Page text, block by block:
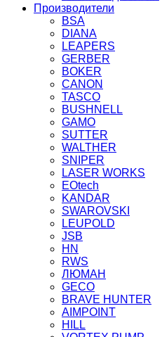
Производители
BSA
DIANA
LEAPERS
GERBER
BOKER
CANON
TASCO
BUSHNELL
GAMO
SUTTER
WALTHER
SNIPER
LASER WORKS
EOtech
KANDAR
SWAROVSKI
LEUPOLD
JSB
HN
RWS
ЛЮМАН
GECO
BRAVE HUNTER
AIMPOINT
HILL